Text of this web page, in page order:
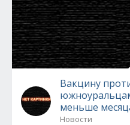
Вакцину
меньше
Новости